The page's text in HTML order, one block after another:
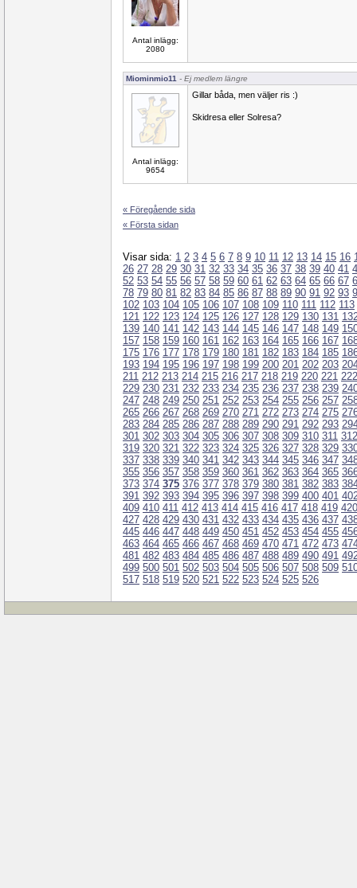
Antal inlägg:
2080
Miominmio11 - Ej medlem längre
Antal inlägg:
9654
Gillar båda, men väljer ris :)
Skidresa eller Solresa?
« Föregående sida
« Första sidan
Visar sida: 1 2 3 4 5 6 7 8 9 10 11 12 13 14 15 16
26 27 28 29 30 31 32 33 34 35 36 37 38 39 40 41
52 53 54 55 56 57 58 59 60 61 62 63 64 65 66 67
78 79 80 81 82 83 84 85 86 87 88 89 90 91 92 93
102 103 104 105 106 107 108 109 110 111 112 113
121 122 123 124 125 126 127 128 129 130 131
139 140 141 142 143 144 145 146 147 148 149
157 158 159 160 161 162 163 164 165 166 167
175 176 177 178 179 180 181 182 183 184 185
193 194 195 196 197 198 199 200 201 202 203
211 212 213 214 215 216 217 218 219 220 221 222
229 230 231 232 233 234 235 236 237 238 239
247 248 249 250 251 252 253 254 255 256 257
265 266 267 268 269 270 271 272 273 274 275
283 284 285 286 287 288 289 290 291 292 293
301 302 303 304 305 306 307 308 309 310 311 312
319 320 321 322 323 324 325 326 327 328 329
337 338 339 340 341 342 343 344 345 346 347
355 356 357 358 359 360 361 362 363 364 365
373 374 375 376 377 378 379 380 381 382 383
391 392 393 394 395 396 397 398 399 400 401
409 410 411 412 413 414 415 416 417 418 419 420
427 428 429 430 431 432 433 434 435 436 437
445 446 447 448 449 450 451 452 453 454 455
463 464 465 466 467 468 469 470 471 472 473
481 482 483 484 485 486 487 488 489 490 491
499 500 501 502 503 504 505 506 507 508 509
517 518 519 520 521 522 523 524 525 526